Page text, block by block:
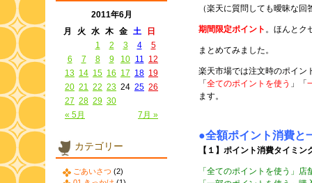
（楽天に質問しても曖昧な
期間限定ポイント 。ほんとク
まとめてみました。
楽天市場では注文時のポイン
「 全てのポイントを使う 」「
ます。
●全額ポイント消費と
【１】ポイント消費タイミン
「全てのポイントを使う」
2011年6月
月
火 水 木 金 土 日
« 5月 7月 »
1 2 3 4
5
6
7 8 9 10 11 12
13 14 15 16 17 18 19
20 21 22 23 24 25 26
27 28 29 30
カテゴリー
ごあいさつ (2)